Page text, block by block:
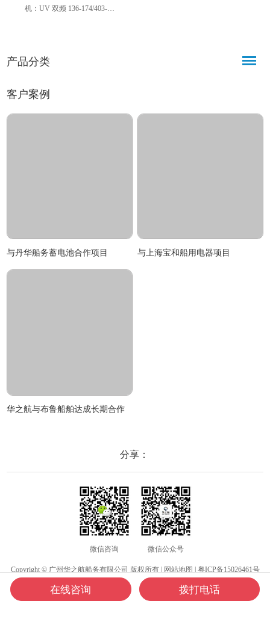
机：UV 双频 136-174/403-
寸，船舶海事、港口码头通信稳
功能
产品分类
客户案例
与丹华船务蓄电池合作项目 与上海宝和船用电器项目
华之航与布鲁船舶达成长期合作
分享：
微信咨询 微信公众号
Copyright © 广州华之航船务有限公司 版权所有 | 网站地图 | 粤ICP备15026461号
在线咨询 拨打电话